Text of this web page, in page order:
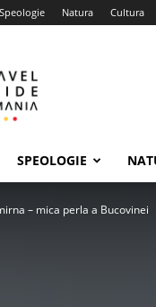
Speologie Natura Cultura
SPEOLOGIE
– mica perla a Bucovinei